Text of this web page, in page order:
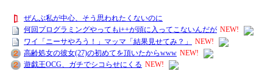
ぜんぶ私が中心、そう思われたくないのに
何回プログラミングやってもi++が頭に入ってこないんだが NEW!
ワイ「ニーサやろう！」マッマ「結果見せてみ？」
NEW!
高齢処女の彼女(27)の初めてを頂いたからwww NEW!
遊戯王OCG、ガチでシコらせにくる NEW!